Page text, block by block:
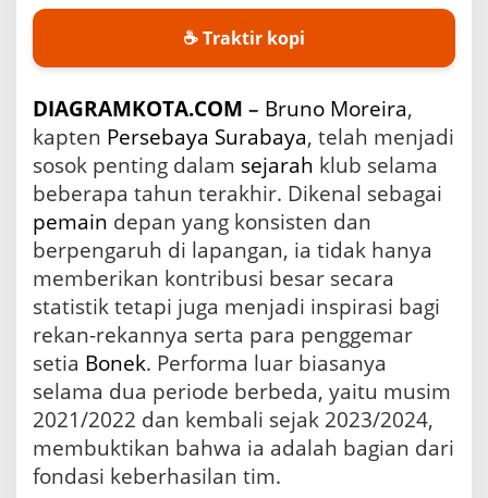
e
r
e
a
y
S
u
r
b
a
y
a
:
P
e
n
g
a
u
☕ Traktir kopi
DIAGRAMKOTA.COM – Bruno Moreira,
kapten Persebaya Surabaya, telah menjadi
sosok penting dalam sejarah klub selama
pemain depan yang konsisten dan
berpengaruh di lapangan, ia tidak hanya
memberikan kontribusi besar secara
statistik tetapi juga menjadi inspirasi bagi
rekan-rekannya serta para penggemar
setia Bonek. Performa luar biasanya
selama dua periode berbeda, yaitu musim
2021/2022 dan kembali sejak 2023/2024,
membuktikan bahwa ia adalah bagian dari
fondasi keberhasilan tim.